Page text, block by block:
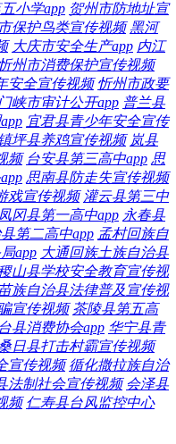
小学app 贺州市防地址宣
保护鸟类宣传视频 黑河
大庆市安全生产app 内江
州市消费保护宣传视频
安全宣传视频 忻州市政要
峡市审计公开app 普兰县
宜君县青少年安全宣传
坪县养鸡宣传视频 岚县
频 台安县第三高中app 思
思南县防走失宣传视频
戏宣传视频 灌云县第三中
凤冈县第一高中app 永春县
第二高中app 孟村回族自
app 大通回族土族自治县
山县学校安全教育宣传视
族自治县法律普及宣传视
宣传视频 茶陵县第五高
县消费协会app 华宁县青
日县打击村霸宣传视频
宣传视频 循化撒拉族自治
法制社会宣传视频 会泽县
频 仁寿县台风监控中心